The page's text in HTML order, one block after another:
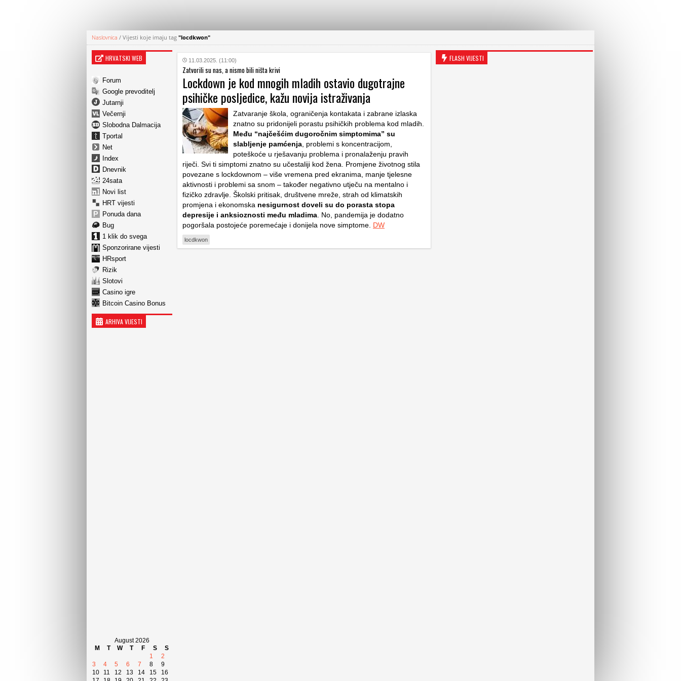
Naslovnica / Vijesti koje imaju tag "locdkwon"
HRVATSKI WEB
Forum
Google prevoditelj
Jutarnji
Večernji
Slobodna Dalmacija
Tportal
Net
Index
Dnevnik
24sata
Novi list
HRT vijesti
Ponuda dana
Bug
1 klik do svega
Sponzorirane vijesti
HRsport
Rizik
Slotovi
Casino igre
Bitcoin Casino Bonus
ARHIVA VIJESTI
August 2026
M
T W T F S
S
1
2
3
4 5 6 7 8
9
10
11 12 13 14 15
16
11.03.2025. (11:00)
Zatvorili su nas, a nismo bili ništa krivi
Lockdown je kod mnogih mladih ostavio dugotrajne
psihičke posljedice, kažu novija istraživanja
Zatvaranje škola, ograničenja kontakata i zabrane izlaska
znatno su pridonijeli porastu psihičkih problema kod mladih.
Među “najčešćim dugoročnim simptomima” su
slabljenje pamćenja , problemi s koncentracijom,
poteškoće u rješavanju problema i pronalaženju pravih
riječi. Svi ti simptomi znatno su učestaliji kod žena. Promjene životnog stila
povezane s lockdownom – više vremena pred ekranima, manje tjelesne
aktivnosti i problemi sa snom – također negativno utječu na mentalno i
fizičko zdravlje. Školski pritisak, društvene mreže, strah od klimatskih
promjena i ekonomska nesigurnost doveli su do porasta stopa
depresije i anksioznosti među mladima . No, pandemija je dodatno
pogoršala postojeće poremećaje i donijela nove simptome. DW
locdkwon
FLASH VIJESTI